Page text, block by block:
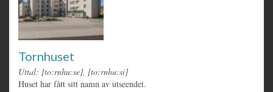
Tornhuset
Uttal: [to:rnhu:se], [to:rnhu:si]
Huset har fått sitt namn av utseendet.